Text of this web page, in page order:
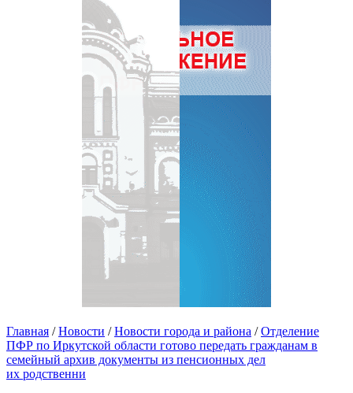
Главная / Новости / Новости города и района / Отделение
ПФР по Иркутской области готово передать гражданам в
семейный архив документы из пенсионных дел
их родственни